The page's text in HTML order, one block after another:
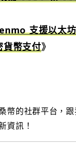
支援以太
貨幣支付》
幣的社群平台，
資訊！